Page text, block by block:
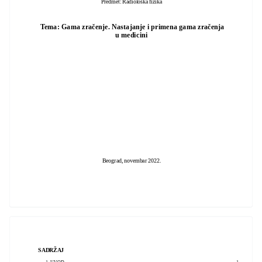
Predmet: Radiološka fizika
Tema: Gama zračenje. Nastajanje i primena gama zračenja
u medicini
Beograd, novembar 2022.
SADRŽAJ